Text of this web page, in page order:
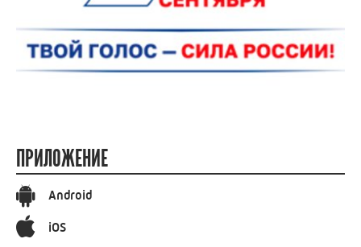
ПРИЛОЖЕНИЕ
Android
iOS